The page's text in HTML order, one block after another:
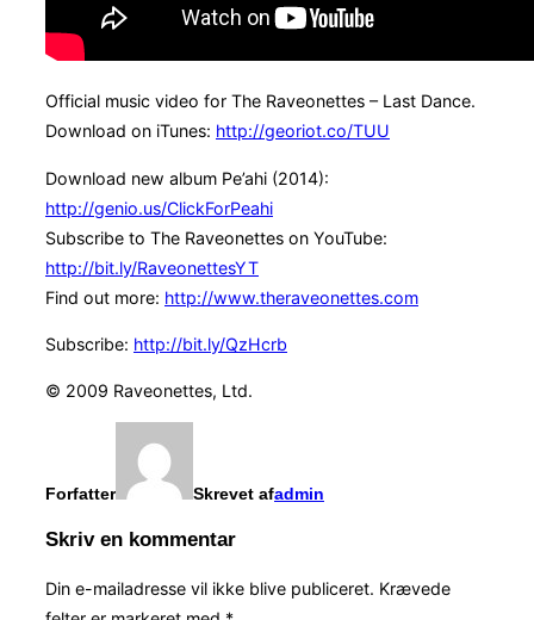
Official music video for The Raveonettes – Last Dance.
Download on iTunes: http://georiot.co/TUU
Download new album Pe’ahi (2014):
http://genio.us/ClickForPeahi
Subscribe to The Raveonettes on YouTube:
http://bit.ly/RaveonettesYT
Find out more: http://www.theraveonettes.com
Subscribe: http://bit.ly/QzHcrb
© 2009 Raveonettes, Ltd.
Forfatter Skrevet afadmin
Skriv en kommentar
Din e-mailadresse vil ikke blive publiceret. Krævede